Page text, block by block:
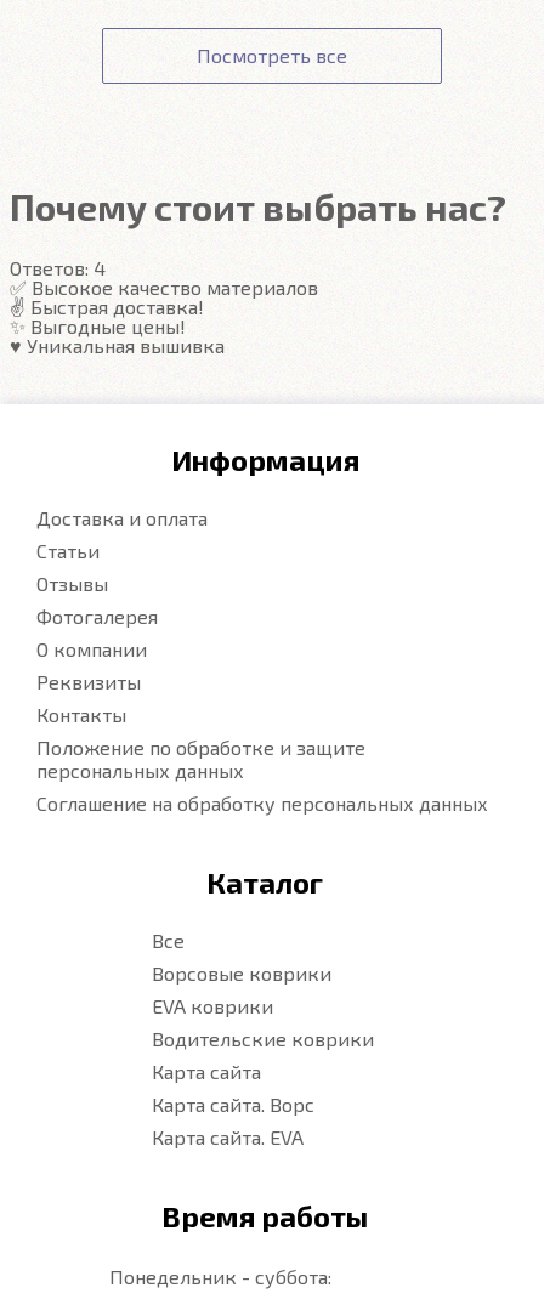
Точную стоимость доставки можно узнать при
оформлении заказа.
Получение товара.
Гарантия на автоковрики 1 год.
сотрудники доступа не имеют.
Посмотреть все
Почему стоит выбрать нас?
Ответов: 4
✅ Высокое качество материалов
✌️ Быстрая доставка!
✨ Выгодные цены!
♥️ Уникальная вышивка
Информация
Доставка и оплата
Статьи
Отзывы
Фотогалерея
О компании
Реквизиты
Контакты
Положение по обработке и защите
персональных данных
Соглашение на обработку персональных данных
Каталог
Все
Ворсовые коврики
EVA коврики
Водительские коврики
Карта сайта
Карта сайта. Ворс
Карта сайта. EVA
Время работы
Понедельник - суббота: